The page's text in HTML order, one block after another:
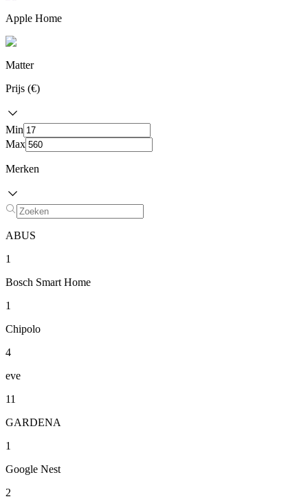
Apple Home
Matter
Prijs (€)
Min
Max
Merken
ABUS
1
Bosch Smart Home
1
Chipolo
4
eve
11
GARDENA
1
Google Nest
2